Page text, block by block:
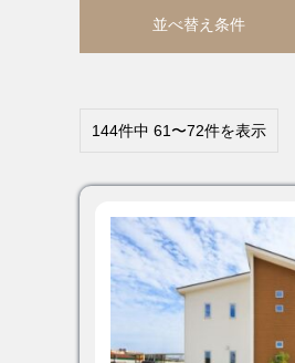
並べ替え条件
144件中 61〜72件を表示